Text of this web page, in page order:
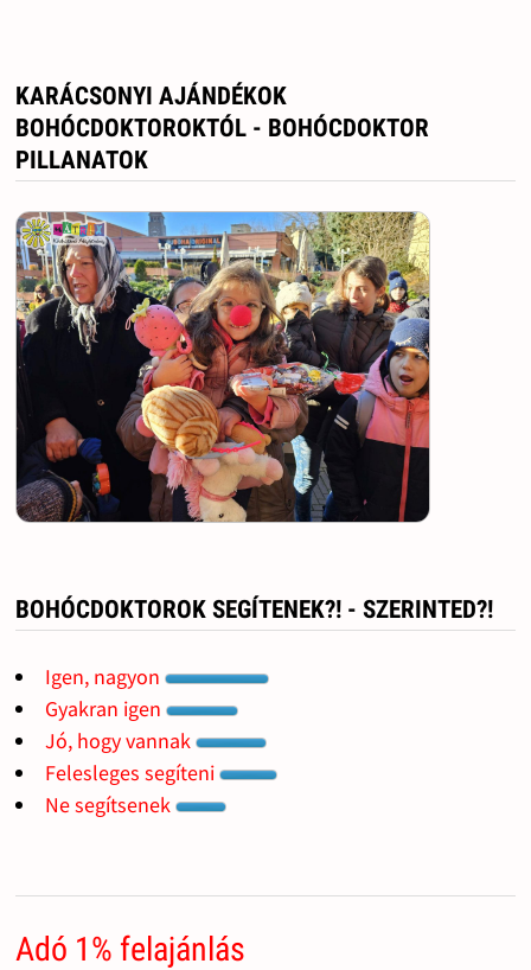
KARÁCSONYI AJÁNDÉKOK
BOHÓCDOKTOROKTÓL - BOHÓCDOKTOR
PILLANATOK
BOHÓCDOKTOROK SEGÍTENEK?! - SZERINTED?!
Igen, nagyon
Gyakran igen
Jó, hogy vannak
Felesleges segíteni
Ne segítsenek
Adó 1% felajánlás